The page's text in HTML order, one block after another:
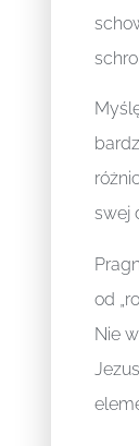
swej
od
Nie